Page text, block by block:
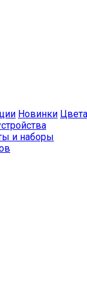
Новинки Цвета
и наборы